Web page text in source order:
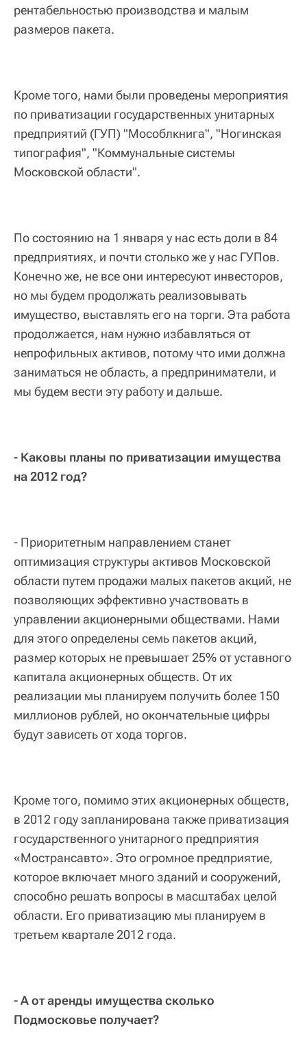
рентабельностью производства и малым
размеров пакета.
Кроме того, нами были проведены мероприятия
по приватизации государственных унитарных
предприятий (ГУП) "Мособлкнига", "Ногинская
типография", "Коммунальные системы
Московской области".
По состоянию на 1 января у нас есть доли в 84
предприятиях, и почти столько же у нас ГУПов.
Конечно же, не все они интересуют инвесторов,
но мы будем продолжать реализовывать
имущество, выставлять его на торги. Эта работа
продолжается, нам нужно избавляться от
непрофильных активов, потому что ими должна
заниматься не область, а предприниматели, и
мы будем вести эту работу и дальше.
- Каковы планы по приватизации имущества
на 2012 год?
- Приоритетным направлением станет
оптимизация структуры активов Московской
области путем продажи малых пакетов акций, не
позволяющих эффективно участвовать в
управлении акционерными обществами. Нами
для этого определены семь пакетов акций,
размер которых не превышает 25% от уставного
капитала акционерных обществ. От их
реализации мы планируем получить более 150
миллионов рублей, но окончательные цифры
будут зависеть от хода торгов.
Кроме того, помимо этих акционерных обществ,
в 2012 году запланирована также приватизация
государственного унитарного предприятия
«Мострансавто». Это огромное предприятие,
которое включает много зданий и сооружений,
способно решать вопросы в масштабах целой
области. Его приватизацию мы планируем в
третьем квартале 2012 года.
- А от аренды имущества сколько
Подмосковье получает?